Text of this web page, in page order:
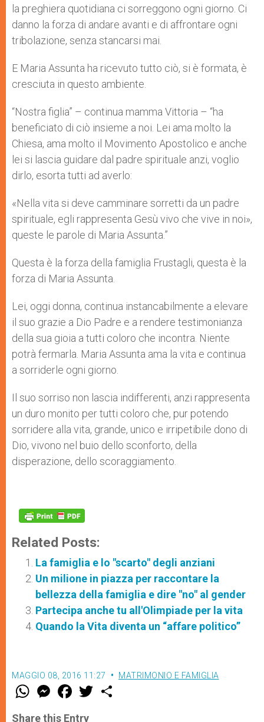
la preghiera quotidiana ci sorreggono ogni giorno. Ci
danno la forza di andare avanti e di affrontare ogni
tribolazione, senza stancarsi mai.
E Maria Assunta ha ricevuto tutto ciò, si è formata, è
cresciuta in questo ambiente.
“Nostra figlia” – continua mamma Vittoria – “ha
beneficiato di ciò insieme a noi. Lei ama molto la
Chiesa, ama molto il Movimento Apostolico e anche
lei si lascia guidare dal padre spirituale anzi, voglio
dirlo, esorta tutti ad averlo:
«Nella vita si deve camminare sorretti da un padre
spirituale, egli rappresenta Gesù vivo che vive in noi»,
queste le parole di Maria Assunta.”
Questa è la forza della famiglia Frustagli, questa è la
forza di Maria Assunta.
Lei, oggi donna, continua instancabilmente a elevare
il suo grazie a Dio Padre e a rendere testimonianza
della sua gioia a tutti coloro che incontra. Niente
potrà fermarla. Maria Assunta ama la vita e continua
a sorriderle ogni giorno.
Il suo sorriso non lascia indifferenti, anzi rappresenta
un duro monito per tutti coloro che, pur potendo
sorridere alla vita, grande, unico e irripetibile dono di
Dio, vivono nel buio dello sconforto, della
disperazione, dello scoraggiamento.
Related Posts:
La famiglia e lo "scarto" degli anziani
Un milione in piazza per raccontare la
bellezza della famiglia e dire "no" al gender
Partecipa anche tu all'Olimpiade per la vita
Quando la Vita diventa un “affare politico”
MAGGIO 08, 2016 11:27 MATRIMONIO E FAMIGLIA
W
t
M
e
s
F
a
e
w
Share this Entry